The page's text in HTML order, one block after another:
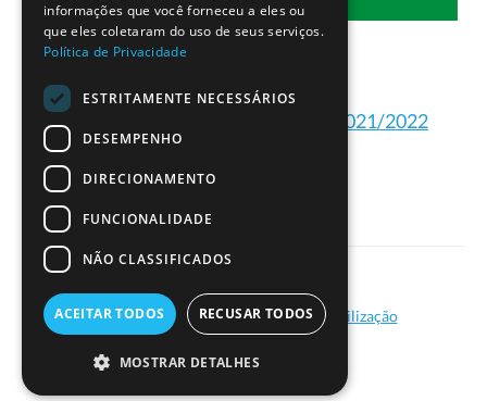
Projetos dos Detetives do Clima 2021/2022
Política de Privacidade|Termos de Utilização
© Ciência Viva - 2026
informações que você forneceu a eles ou
que eles coletaram do uso de seus serviços.
Política de Privacidade
ESTRITAMENTE NECESSÁRIOS
DESEMPENHO
DIRECIONAMENTO
FUNCIONALIDADE
NÃO CLASSIFICADOS
ACEITAR TODOS RECUSAR TODOS
MOSTRAR DETALHES